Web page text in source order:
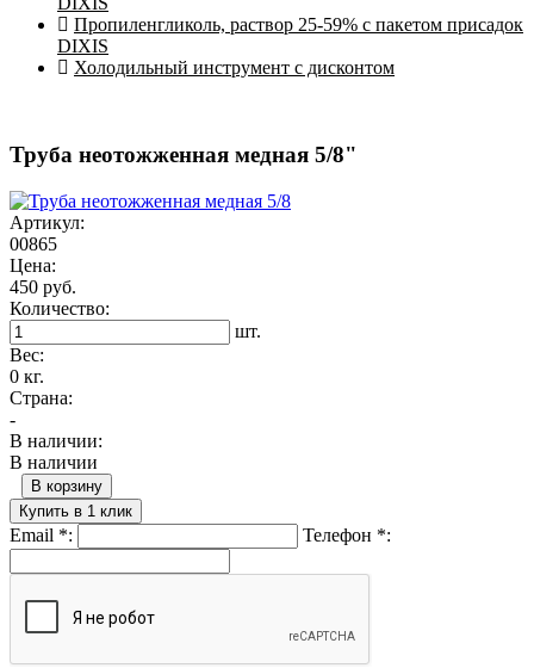
Пропиленгликоль, раствор 25-59% с пакетом присадок
DIXIS
Холодильный инструмент с дисконтом
Труба неотожженная медная 5/8"
Артикул:
00865
Цена:
450 руб.
Количество:
шт.
Вес:
0 кг.
Страна:
-
В наличии:
В наличии
В корзину
Купить в 1 клик
Email *: Телефон *: